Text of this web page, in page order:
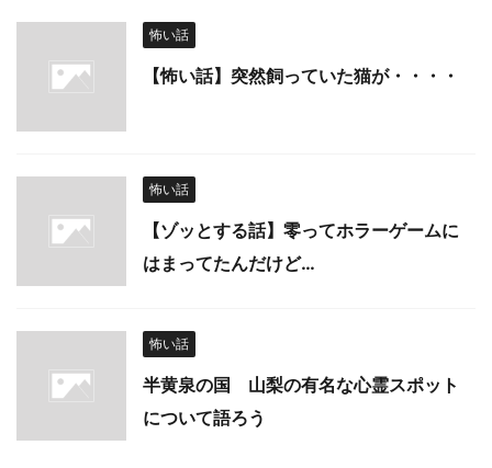
怖い話
【怖い話】突然飼っていた猫が・・・・
怖い話
【ゾッとする話】零ってホラーゲームに
はまってたんだけど…
怖い話
半黄泉の国 山梨の有名な心霊スポット
について語ろう